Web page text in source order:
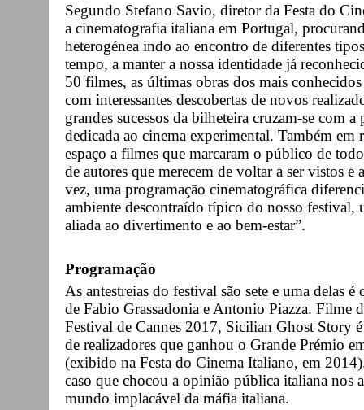
Segundo Stefano Savio, diretor da Festa do
a cinematografia italiana em Portugal,
heterogénea indo ao encontro de diferentes
tempo, a manter a nossa identidade já
50 filmes, as últimas obras dos mais
com interessantes descobertas de novos
grandes sucessos da bilheteira cruzam-se com
dedicada ao cinema experimental. Também em
espaço a filmes que marcaram o público de
de autores que merecem de voltar a ser vistos e
vez, uma programação cinematográfica
ambiente descontraído típico do nosso festival,
aliada ao divertimento e ao bem-estar”.
Programação
As antestreias do festival são sete e uma delas
de Fabio Grassadonia e Antonio Piazza. Filme
Festival de Cannes 2017, Sicilian Ghost Story
de realizadores que ganhou o Grande Prémio
(exibido na Festa do Cinema Italiano, em
caso que chocou a opinião pública italiana nos
mundo implacável da máfia italiana.